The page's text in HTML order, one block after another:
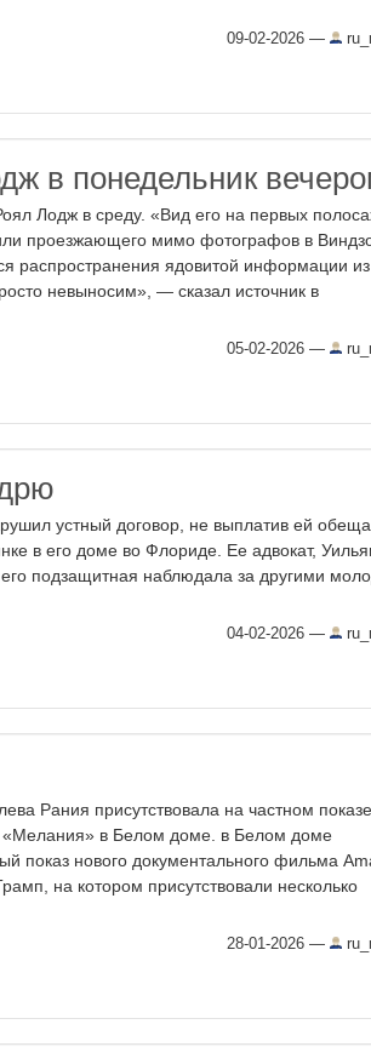
09-02-2026 —
в понедельник
Лодж в среду. «Вид его на первых
проезжающего мимо фотографов в
распространения ядовитой информации из
невыносим», — сказал источник в
05-02-2026 —
устный договор, не выплатив ей
в его доме во Флориде. Ее адвокат,
подзащитная наблюдала за другими
04-02-2026 —
Рания присутствовала на частном показе
«Мелания» в Белом доме. в Белом доме
показ нового документального фильма
на котором присутствовали несколько
28-01-2026 —